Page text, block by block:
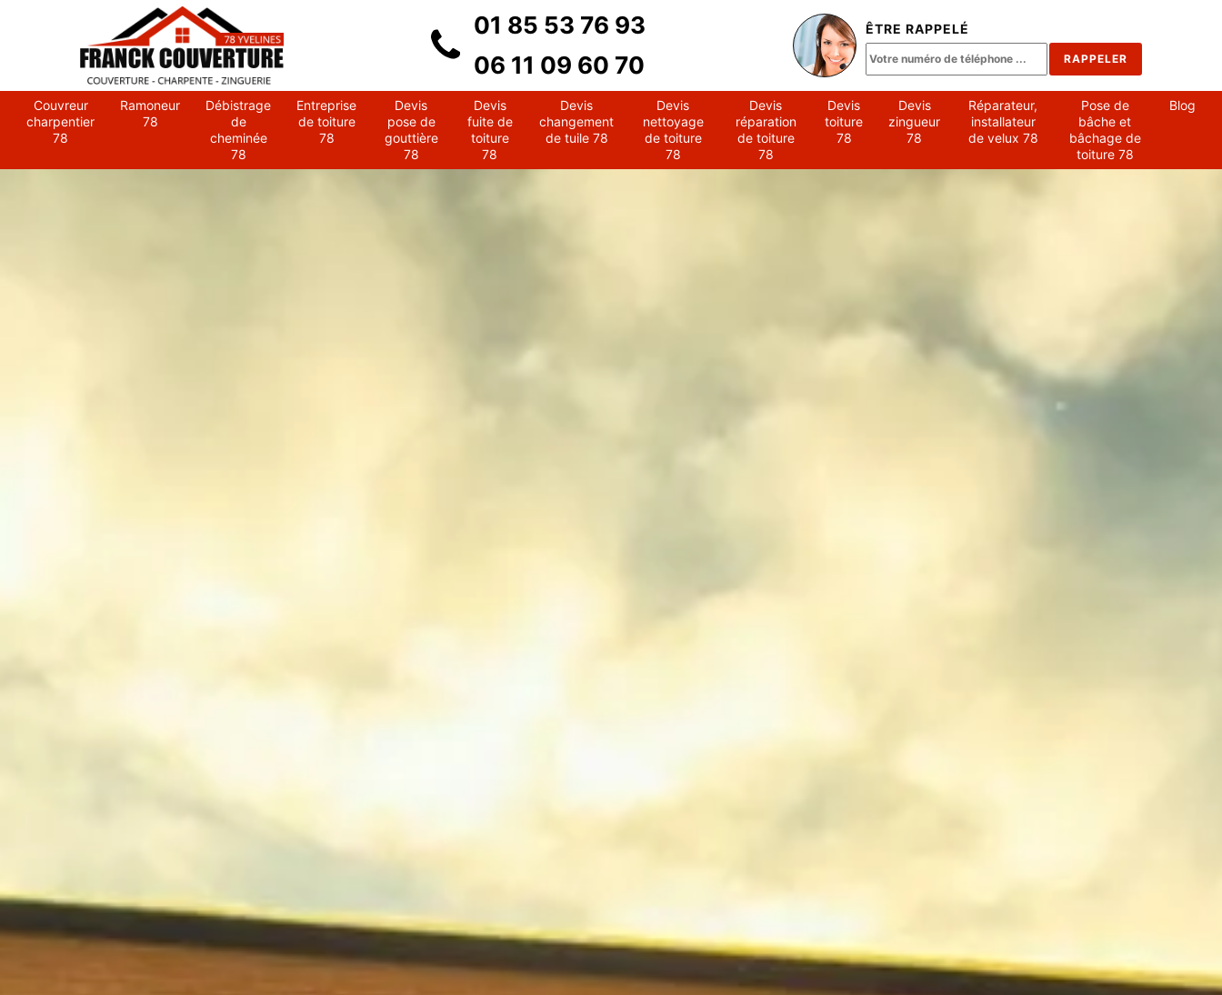
01 85 53 76 93
06 11 09 60 70
ÊTRE RAPPELÉ
Couvreur
charpentier
78
Ramoneur
78
Débistrage
de
cheminée
78
Entreprise
de toiture
78
Devis
pose de
gouttière
78
Devis
fuite de
toiture
78
Devis
changement
de tuile 78
Devis
nettoyage
de toiture
78
Devis
réparation
de toiture
78
Devis
toiture
78
Devis
zingueur
78
Réparateur,
installateur
de velux 78
Pose de
bâche et
bâchage de
toiture 78
Blog